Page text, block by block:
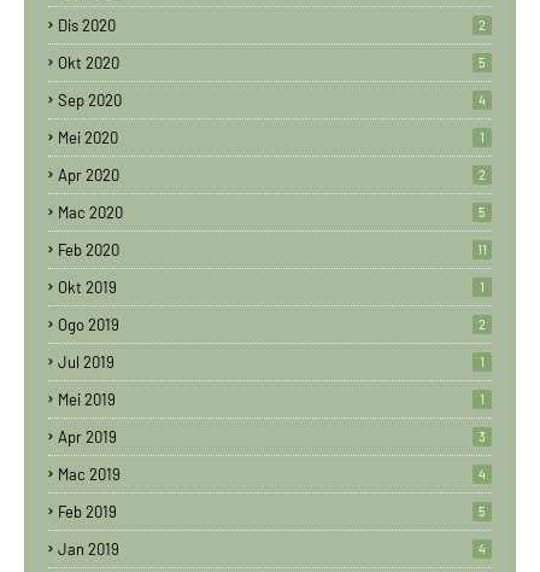
Dis 2020 2
Okt 2020 5
Sep 2020 4
Mei 2020 1
Apr 2020 2
Mac 2020 5
Feb 2020 11
Okt 2019 1
Ogo 2019 2
Jul 2019 1
Mei 2019 1
Apr 2019 3
Mac 2019 4
Feb 2019 5
Jan 2019 4